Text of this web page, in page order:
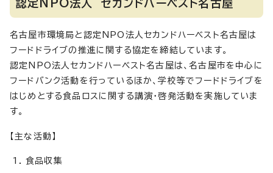
認定NPO法人 セカンドハーベスト名古屋
名古屋市環境局と認定NPO法人セカンドハーベスト名古屋は
フードドライブの推進に関する協定を締結しています。
認定NPO法人セカンドハーベスト名古屋は、名古屋市を中心に
フードバンク活動を行っているほか、学校等でフードドライブを
はじめとする食品ロスに関する講演・啓発活動を実施していま
す。
【主な活動】
食品収集